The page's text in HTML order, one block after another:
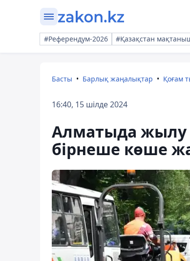
#Референдум-2026 #Қазақстан
Басты Барлық жаңалықтар Қоғам
16:40, 15 шілде 2024
Алматыда жылу
бірнеше көше